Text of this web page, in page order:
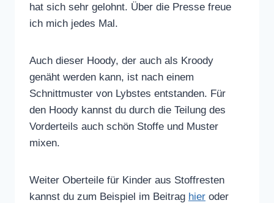
hat sich sehr gelohnt. Über die Presse freue
ich mich jedes Mal.
Auch dieser Hoody, der auch als Kroody
genäht werden kann, ist nach einem
Schnittmuster von Lybstes entstanden. Für
den Hoody kannst du durch die Teilung des
Vorderteils auch schön Stoffe und Muster
mixen.
Weiter Oberteile für Kinder aus Stoffresten
kannst du zum Beispiel im Beitrag hier oder